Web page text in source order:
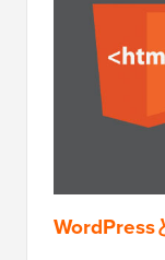
WordPress